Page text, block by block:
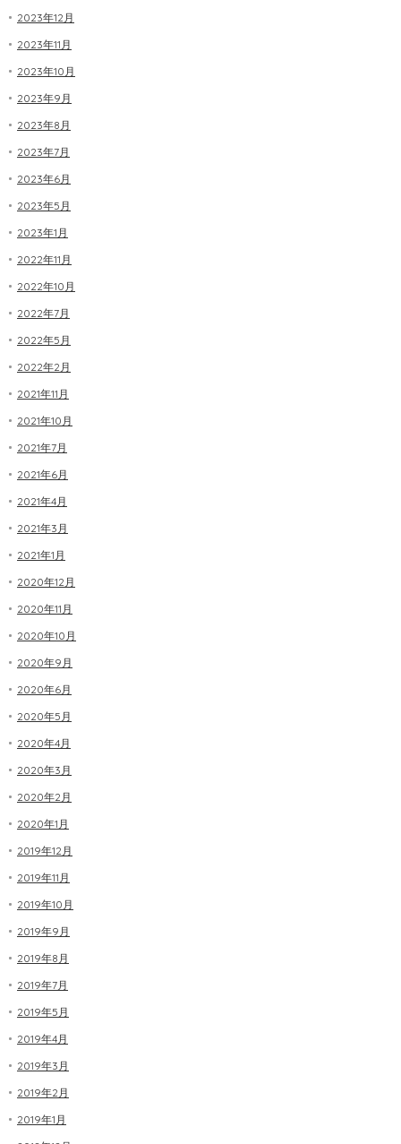
2023年12月
2023年11月
2023年10月
2023年9月
2023年8月
2023年7月
2023年6月
2023年5月
2023年1月
2022年11月
2022年10月
2022年7月
2022年5月
2022年2月
2021年11月
2021年10月
2021年7月
2021年6月
2021年4月
2021年3月
2021年1月
2020年12月
2020年11月
2020年10月
2020年9月
2020年6月
2020年5月
2020年4月
2020年3月
2020年2月
2020年1月
2019年12月
2019年11月
2019年10月
2019年9月
2019年8月
2019年7月
2019年5月
2019年4月
2019年3月
2019年2月
2019年1月